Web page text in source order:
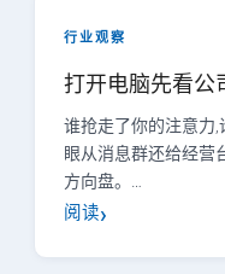
行业观察
打开电脑先看公
谁抢走了你的注意力
眼从消息群还给经营
方向盘。…
阅读